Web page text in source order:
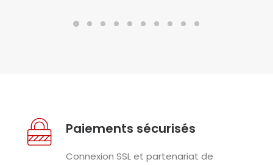
Paiements sécurisés
Connexion SSL et partenariat de